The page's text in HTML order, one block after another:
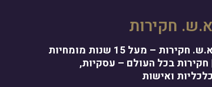
א.ש. חקירות
א.ש. חקירות – מעל 15 שנות מומחיות
| חקירות בכל העולם – עסקיות,
כלכליות ואישות